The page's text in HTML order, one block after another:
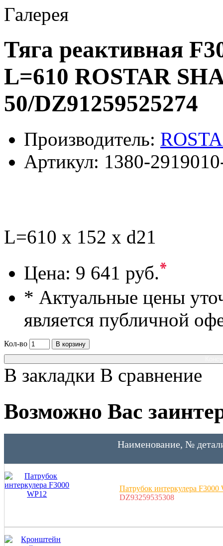
Галерея
Тяга реактивная
L=610 ROSTAR
50/DZ91259525274
Производитель:
Артикул: 1380-
L=610 x 152 x d21
Цена: 9 641 руб.*
* Актуальные цены
является публичной
Кол-во
В корзину
В закладки В сравнение
Возможно Вас
Наименование, №
Патрубок интеркулера F3000
DZ93259535308